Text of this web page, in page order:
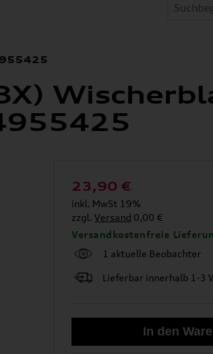
23,90 €
inkl. MwSt 19%
zzgl.Versand 0,00 €
Versandkostenfreie
1 aktuelle Beobachter
Lieferbar innerhalb 1-3